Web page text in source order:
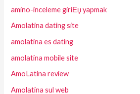
amino-inceleme giriЕџ yapmak
Amolatina dating site
amolatina es dating
amolatina mobile site
AmoLatina review
Amolatina sul web